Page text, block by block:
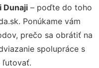
Dunaji– poďte do toho
Ponúkame vám
prečo sa obrátiť na
spolupráce s
ľutovať.